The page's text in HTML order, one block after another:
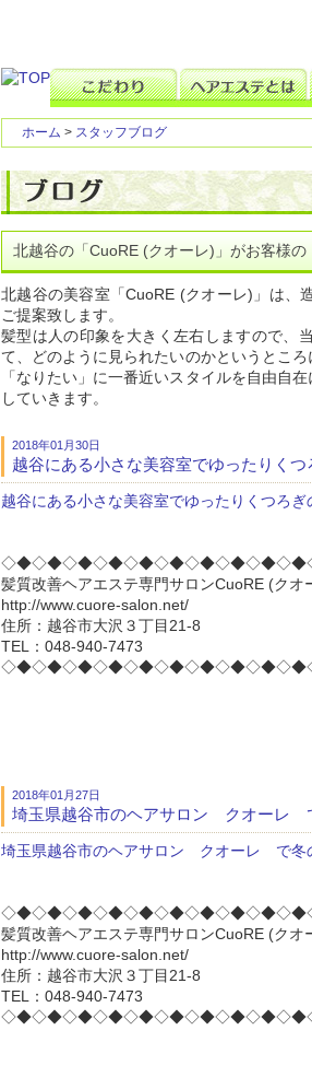
ホーム > スタッフブログ
北越谷の「CuoRE (クオーレ)」がお客様の
北越谷の美容室「CuoRE (クオーレ)」は、
ご提案致します。
髪型は人の印象を大きく左右しますので、
て、どのように見られたいのかというとこ
「なりたい」に一番近いスタイルを自由自
していきます。
2018年01月30日
越谷にある小さな美容室でゆったりく
越谷にある小さな美容室でゆったりくつろ
髪質改善ヘアエステ専門サロンCuoRE (クオ
http://www.cuore-salon.net/
住所：越谷市大沢３丁目21-8
TEL：048-940-7473
2018年01月27日
埼玉県越谷市のヘアサロン クオーレ
埼玉県越谷市のヘアサロン クオーレ で冬
髪質改善ヘアエステ専門サロンCuoRE (クオ
http://www.cuore-salon.net/
住所：越谷市大沢３丁目21-8
TEL：048-940-7473